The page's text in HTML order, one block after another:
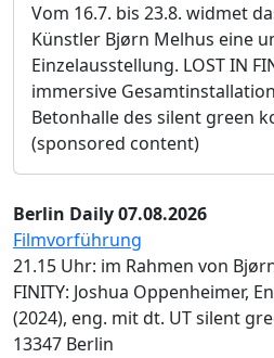
Vom 16.7. bis 23.8. widmet
Künstler Bjørn Melhus eine
Einzelausstellung. LOST IN
immersive
Betonhalle des silent green
(sponsored content)
Berlin Daily 07.08.2026
Filmvorführung
21.15 Uhr: im Rahmen von
FINITY: Joshua Oppenheimer,
(2024), eng. mit dt. UT silent
13347 Berlin